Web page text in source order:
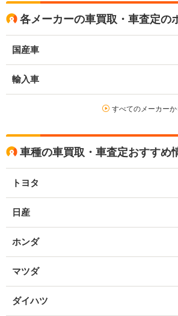
各メーカーの車買取・車査定の
国産車
輸入車
すべてのメーカー
車種の車買取・車査定おすすめ
トヨタ
日産
ホンダ
マツダ
ダイハツ